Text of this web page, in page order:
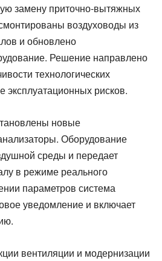
замену приточно-вытяжных
воздуховоды из
и обновлено
Решение направлено
технологических
эксплуатационных рисков.
новые
Оборудование
среды и передает
в режиме реального
параметров система
уведомление и включает
вентиляции и модернизации